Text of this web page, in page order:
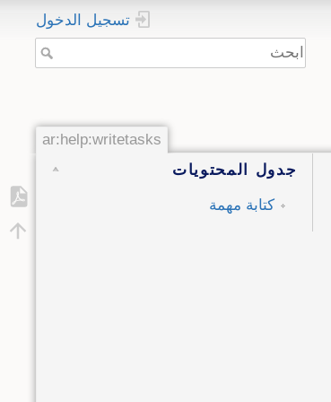
تسجيل الدخول
ar:help:writetasks
جدول المحتويات
كتابة مهمة